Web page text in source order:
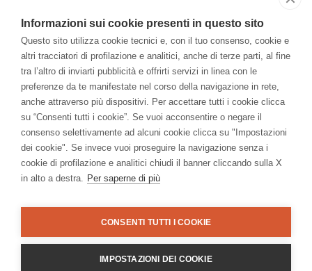
–
Accessibilitià
Con il contributo di:
Bando “Musei di Impresa 2025”
Informazioni sui cookie presenti in questo sito
Questo sito utilizza cookie tecnici e, con il tuo consenso, cookie e
altri tracciatori di profilazione e analitici, anche di terze parti, al fine
tra l’altro di inviarti pubblicità e offrirti servizi in linea con le
preferenze da te manifestate nel corso della navigazione in rete,
anche attraverso più dispositivi. Per accettare tutti i cookie clicca
su “Consenti tutti i cookie”. Se vuoi acconsentire o negare il
consenso selettivamente ad alcuni cookie clicca su "Impostazioni
dei cookie". Se invece vuoi proseguire la navigazione senza i
cookie di profilazione e analitici chiudi il banner cliccando sulla X
in alto a destra. Per saperne di più
CONSENTI TUTTI I COOKIE
IMPOSTAZIONI DEI COOKIE